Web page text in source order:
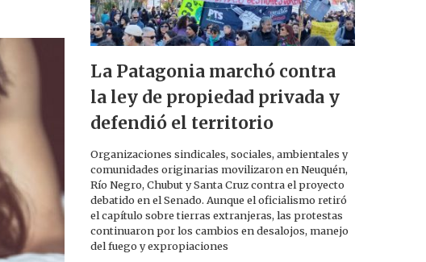
La Patagonia marchó contra
la ley de propiedad privada y
defendió el territorio
Organizaciones sindicales, sociales, ambientales y
comunidades originarias movilizaron en Neuquén,
Río Negro, Chubut y Santa Cruz contra el proyecto
debatido en el Senado. Aunque el oficialismo retiró
el capítulo sobre tierras extranjeras, las protestas
continuaron por los cambios en desalojos, manejo
del fuego y expropiaciones